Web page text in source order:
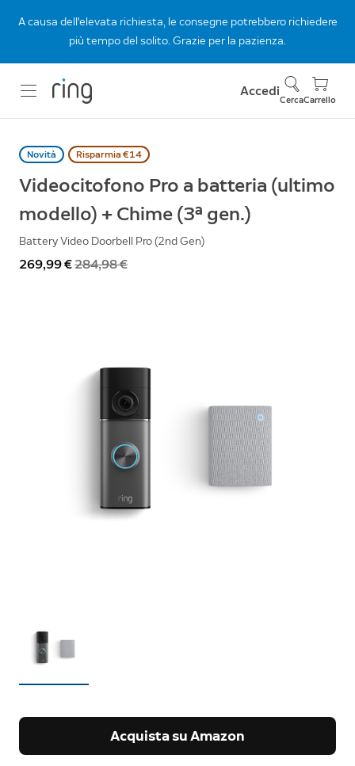
A causa dell'elevata richiesta, le consegne potrebbero richiedere
più tempo del solito. Grazie per la pazienza.
Accedi
CercaCarrello
Novità Risparmia €14
Videocitofono Pro a batteria (ultimo
modello) + Chime (3ª gen.)
Battery Video Doorbell Pro (2nd Gen)
Ora
269,99 €Prima
284,98 €
Acquista su Amazon